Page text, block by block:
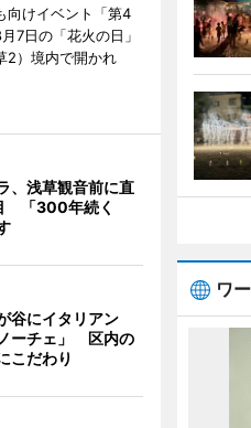
向けイベント「第4
7日の「花火の日」
2）境内で開かれ
、浅草観音前に直
「300年続く
谷にイタリアン
ノーチェ」 区内の
こだわり
ワ